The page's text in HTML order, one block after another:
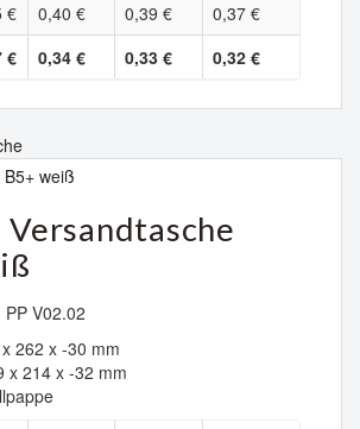
€ 0,40 € 0,39 €
0,37 €
€ 0,34 € 0,33 € 0,32 €
Versandtasche
V02.02
262 x -30 mm
x 214 x -32 mm